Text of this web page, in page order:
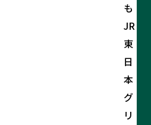
も
JR
東
日
本
グ
リ